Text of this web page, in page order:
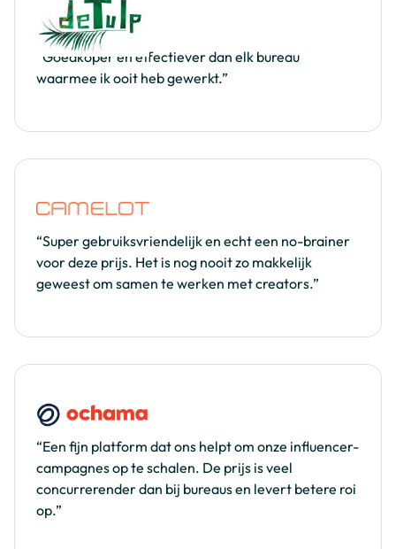
“Goedkoper en effectiever dan elk bureau
waarmee ik ooit heb gewerkt.”
“Super gebruiksvriendelijk en echt een no-brainer
voor deze prijs. Het is nog nooit zo makkelijk
geweest om samen te werken met creators.”
“Een fijn platform dat ons helpt om onze influencer-
campagnes op te schalen. De prijs is veel
concurrerender dan bij bureaus en levert betere roi
op.”